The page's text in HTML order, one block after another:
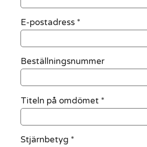
E-postadress *
Beställningsnummer
Titeln på omdömet *
Stjärnbetyg *